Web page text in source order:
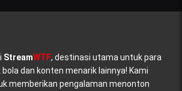
StreamWTF, destinasi utama untuk para
dan konten menarik lainnya! Kami
memberikan pengalaman menonton